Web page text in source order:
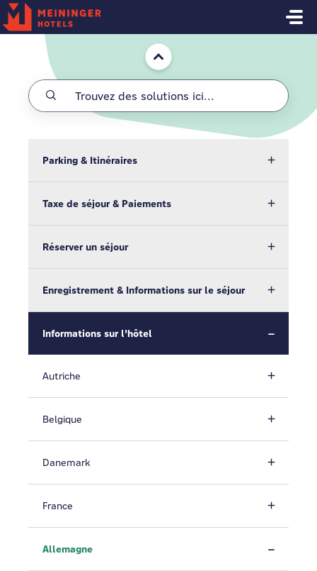
Passer au contenu principal
Accueil
Parking & Itinéraires
Taxe de séjour & Paiements
Réserver un séjour
Enregistrement & Informations sur le séjour
Informations sur l'hôtel
Autriche
Belgique
Danemark
France
Allemagne